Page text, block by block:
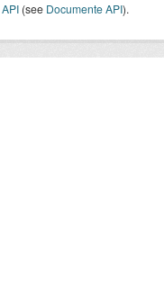
API (see Documente API).